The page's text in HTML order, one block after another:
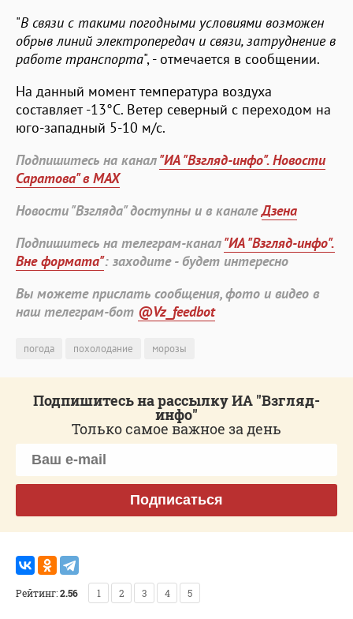
"В связи с такими погодными условиями возможен
обрыв линий электропередач и связи, затруднение в
работе транспорта", - отмечается в сообщении.
На данный момент температура воздуха
составляет -13°С. Ветер северный с переходом на
юго-западный 5-10 м/с.
Подпишитесь на канал"ИА "Взгляд-инфо". Новости
Саратова" в MAX
Новости "Взгляда" доступны и в каналеДзена
Подпишитесь на телеграм-канал"ИА "Взгляд-инфо".
Вне формата": заходите - будет интересно
Вы можете прислать сообщения, фото и видео в
наш телеграм-бот @Vz_feedbot
погода похолодание морозы
Подпишитесь на рассылку ИА "Взгляд-
инфо"
Только самое важное за день
Подписаться
Рейтинг:2.56 1 2 3 4 5